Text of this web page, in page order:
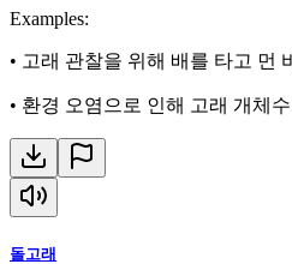
Examples:
• 고래 관찰을 위해 배를 타고 먼
• 환경 오염으로 인해 고래 개체
돌고래